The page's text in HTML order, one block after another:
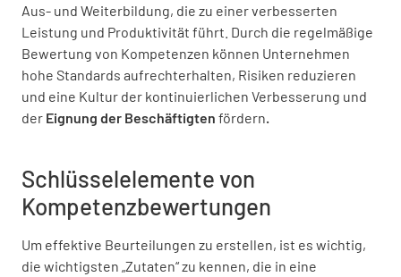
Aus- und Weiterbildung, die zu einer verbesserten
Leistung und Produktivität führt. Durch die regelmäßige
Bewertung von Kompetenzen können Unternehmen
hohe Standards aufrechterhalten, Risiken reduzieren
und eine Kultur der kontinuierlichen Verbesserung und
der Eignung der Beschäftigten fördern
Schlüsselelemente von
Kompetenzbewertungen
Um effektive Beurteilungen zu erstellen, ist es wichtig,
die wichtigsten „Zutaten“ zu kennen, die in eine